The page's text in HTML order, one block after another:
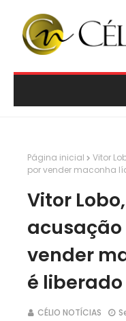
Página inicial
Vitor
por vender maconha
Vitor
vender
é
CÉLIO NOTÍCIAS